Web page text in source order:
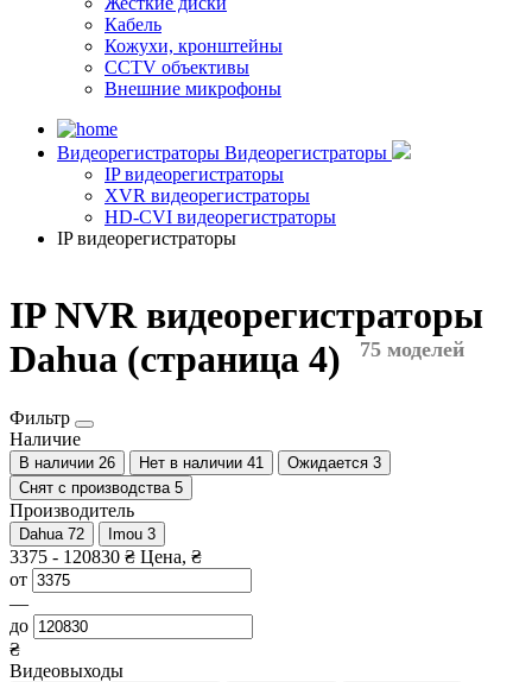
Кабель
Кожухи, кронштейны
CCTV объективы
Внешние микрофоны
Видеорегистраторы Видеорегистраторы
IP видеорегистраторы
XVR видеорегистраторы
HD-CVI видеорегистраторы
IP видеорегистраторы
IP NVR видеорегистраторы
Dahua (страница 4)
75 моделей
Фильтр
Наличие
В наличии 26 Нет в наличии 41 Ожидается 3
Снят с производства 5
Производитель
Dahua 72 Imou 3
3375 - 120830 ₴ Цена, ₴
от
—
до
₴
Видеовыходы